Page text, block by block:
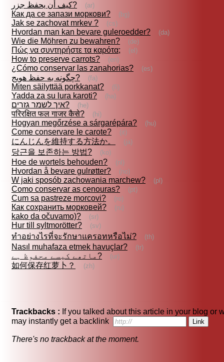
كيف أن يحفظ جزر? (ar)
Как да се запази моркови? (bg)
Jak se zachovat mrkev ? (cs)
Hvordan man kan bevare guleroedder? (da)
Wie die Möhren zu bewahren? (de)
Πώς να συντηρήστε τα καρότα; (el)
How to preserve carrots? (en)
¿Cómo conservar las zanahorias? (es)
چگونه به حفظ هويج? (fa)
Miten säilyttää porkkanat? (fi)
Yadda za su lura karoti? (ha)
איך לשמר גזרים? (he)
परिरक्षित फल गाजर कैसे? (hi)
Hogyan megőrzése a sárgarépára? (hu)
Come conservare le carote? (it)
にんじんを維持する方法か。 (ja)
당근을 보존하는 방법? (ko)
Hoe de wortels behouden? (nl)
Hvordan å bevare gulrøtter? (no)
W jaki sposób zachowania marchew? (pl)
Como conservar as cenouras? (pt)
Cum sa pastreze morcovi? (ro)
Как сохранить морковей? (ru)
kako da očuvamo)? (sr)
Hur till syltmorötter? (sv)
ทำอย่างไรที่จะรักษาแครอทหรือไม่? (th)
Nasıl muhafaza etmek havuçlar? (tr)
ماتھے کیسے محفوظ ہے? (ur)
如何保存红萝卜？ (zh)
Trackbacks : If you talked about this article in your blog or
may instantly get a backlink
There's no trackback at the moment.